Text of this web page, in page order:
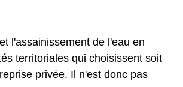
l'assainissement de l'eau en
territoriales qui choisissent soit
privée. Il n'est donc pas